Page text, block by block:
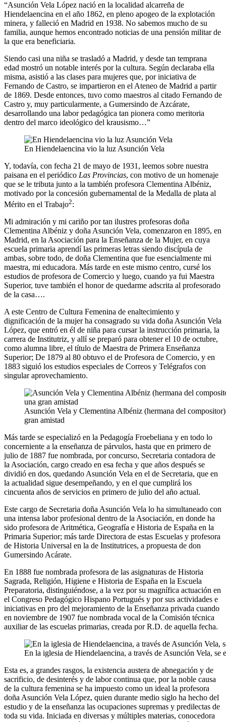
“Asunción Vela López nació en la localidad alcarreña de
Hiendelaencina en el año 1862, en pleno apogeo de la explotación
minera, y falleció en Madrid en 1938. No sabemos mucho de su
familia, aunque hemos encontrado noticias de una pensión militar de
la que era beneficiaria.
Siendo casi una niña se trasladó a Madrid, y desde tan temprana
edad mostró un notable interés por la cultura. Según declaraba ella
misma, asistió a las clases para mujeres que, por iniciativa de
Fernando de Castro, se impartieron en el Ateneo de Madrid a partir
de 1869. Desde entonces, tuvo como maestros al citado Fernando de
Castro y, muy particularmente, a Gumersindo de Azcárate,
desarrollando una labor pedagógica tan pionera como meritoria
dentro del marco ideológico del krausismo…”
En Hiendelaencina vio la luz Asunción Vela
Y, todavía, con fecha 21 de mayo de 1931, leemos sobre nuestra
paisana en el periódico Las Provincias, con motivo de un homenaje
que se le tributa junto a la también profesora Clementina Albéniz,
motivado por la concesión gubernamental de la Medalla de plata al
Mérito en el Trabajo2:
Mi admiración y mi cariño por tan ilustres profesoras doña
Clementina Albéniz y doña Asunción Vela, comenzaron en 1895, en
Madrid, en la Asociación para la Enseñanza de la Mujer, en cuya
escuela primaria aprendí las primeras letras siendo discípula de
ambas, sobre todo, de doña Clementina que fue esencialmente mi
maestra, mi educadora. Más tarde en este mismo centro, cursé los
estudios de profesora de Comercio y luego, cuando ya fui Maestra
Superior, tuve también el honor de quedarme adscrita al profesorado
de la casa….
A este Centro de Cultura Femenina de enaltecimiento y
dignificación de la mujer ha consagrado su vida doña Asunción Vela
López, que entró en él de niña para cursar la instrucción primaria, la
carrera de Institutriz, y allí se preparó para obtener el 10 de octubre,
como alumna libre, el título de Maestra de Primera Enseñanza
Superior; De 1879 al 80 obtuvo el de Profesora de Comercio, y en
1883 siguió los estudios especiales de Correos y Telégrafos con
singular aprovechamiento.
Asunción Vela y Clementina Albéniz (hermana del
gran amistad
Más tarde se especializó en la Pedagogía Froebeliana y en todo lo
concerniente a la enseñanza de párvulos, hasta que en primero de
julio de 1887 fue nombrada, por concurso, Secretaria contadora de
la Asociación, cargo creado en esa fecha y que años después se
dividió en dos, quedando Asunción Vela en el de Secretaria, que en
la actualidad sigue desempeñando, y en el que cumplirá los
cincuenta años de servicios en primero de julio del año actual.
Este cargo de Secretaria doña Asunción Vela lo ha simultaneado con
una intensa labor profesional dentro de la Asociación, en donde ha
sido profesora de Aritmética, Geografía e Historia de España en la
Primaria Superior; más tarde Directora de estas Escuelas y profesora
de Historia Universal en la de Institutrices, a propuesta de don
Gumersindo Acárate.
En 1888 fue nombrada profesora de las asignaturas de Historia
Sagrada, Religión, Higiene e Historia de España en la Escuela
Preparatoria, distinguiéndose, a la vez por su magnífica actuación en
el Congreso Pedagógico Hispano Portugués y por sus actividades e
iniciativas en pro del mejoramiento de la Enseñanza privada cuando
en noviembre de 1907 fue nombrada vocal de la Comisión técnica
auxiliar de las escuelas primarias, creada por R.D. de aquella fecha.
En la iglesia de Hiendelaencina, a través de Asunción Vela, se
Esta es, a grandes rasgos, la existencia austera de abnegación y de
sacrificio, de desinterés y de labor continua que, por la noble causa
de la cultura femenina se ha impuesto como un ideal la profesora
doña Asunción Vela López, quien durante medio siglo ha hecho del
estudio y de la enseñanza las ocupaciones supremas y predilectas de
toda su vida. Iniciada en diversas y múltiples materias, conocedora